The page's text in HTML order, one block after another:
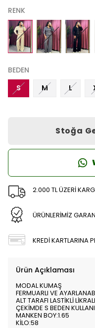
RENK
BEDEN
S
M L
Stoğa
2.000 TL ÜZERİ
ÜRÜNLERİMİZ
KREDİ KARTLARINA
Ürün Açıklaması
MODAL KUMAŞ
FERMUARLI VE
ALT TARAFI LASTİKLİ LİKRALI
ÇEKİMDE S BEDEN
MANKEN BOY:1.65
KİLO:58